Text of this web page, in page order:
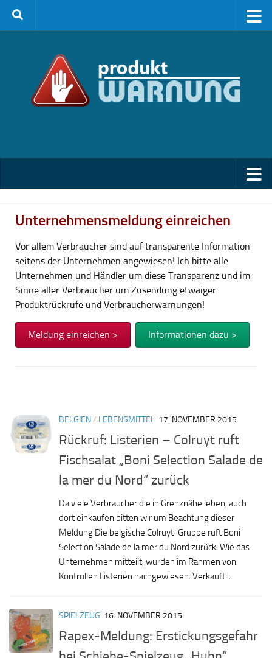
Zum Inhalt springen
Unternehmensmeldung einreichen
Vor allem Verbraucher sind auf transparente Information
seitens der Unternehmen angewiesen! Ich bitte alle
Unternehmen und Händler um diese Transparenz und im
Sinne aller Verbraucher um Zusendung etwaiger
Produktrückrufe und Verbraucherwarnungen!
Meldung einreichen > Informationen dazu >
BELGIEN/ LEBENSMITTEL 17. NOVEMBER 2015
Rückruf: Listerien – Colruyt ruft
Fischsalat „Boni Selection Salade de
la mer du Nord“ zurück
Da viele Verbraucher die in Grenznähe leben, auch
dort einkaufen bitten wir um Beachtung dieser
Meldung Die belgische Colruyt-Gruppe ruft Boni
Selection Salade de la mer du Nord zurück. Wie das
Unternehmen mitteilt, wurden im Rahmen von
Kontrollen Listerien nachgewiesen. Verkauft...
SPIELZEUG 16. NOVEMBER 2015
Rapex-Meldung: Erstickungsgefahr